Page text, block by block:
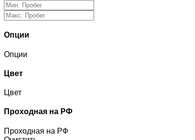
Опции
Опции
Цвет
Цвет
Проходная на РФ
Проходная на РФ